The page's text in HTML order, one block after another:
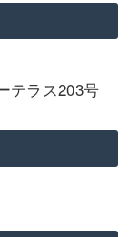
テラス203号